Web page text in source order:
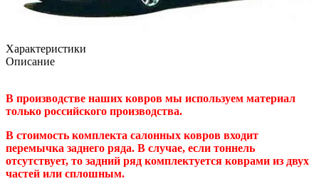
Характеристики
Описание
В производстве наших ковров мы используем материал
только российского производства.
В стоимость комплекта салонных ковров входит
перемычка заднего ряда. В случае, если тоннель
отсутствует, то задний ряд комплектуется коврами из двух
частей или сплошным.